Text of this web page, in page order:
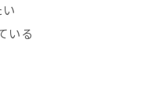
いる